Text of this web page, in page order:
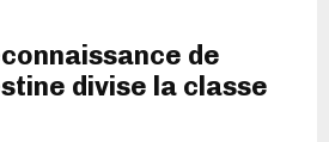
de
divise la classe